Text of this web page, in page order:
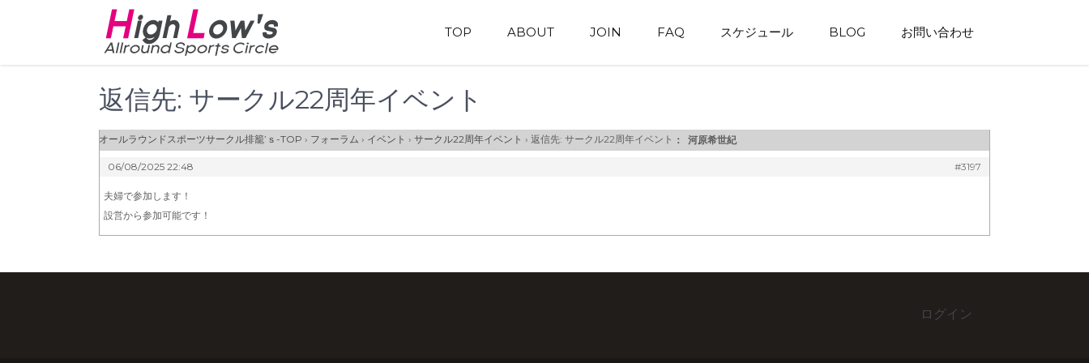
TOP ABOUT JOIN FAQ スケジュール BLOG お問い合わせ
返信先: サークル22周年イベント
オールラウンドスポーツサークル排籠’ｓ-TOP › フォーラム › イベント › サークル22周年イベント › 返信先: サークル22周年イベント ： 河原希世紀
06/08/2025 22:48 #3197
夫婦で参加します！
設営から参加可能です！
ログイン